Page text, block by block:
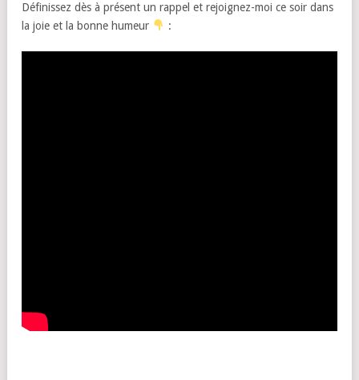
Définissez dès à présent un rappel et rejoignez-moi ce soir dans
la joie et la bonne humeur
: